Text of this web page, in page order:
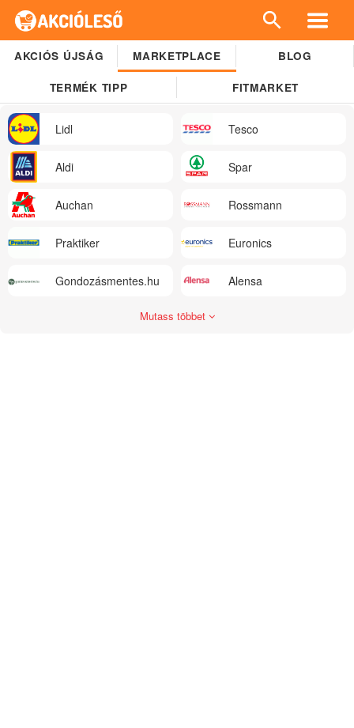
AKCIÓS ÚJSÁG MARKETPLACE BLOG
TERMÉK TIPP FITMARKET
Lidl Tesco
Aldi Spar
Auchan Rossmann
Praktiker Euronics
Gondozásmentes.hu Alensa
Mutass többet